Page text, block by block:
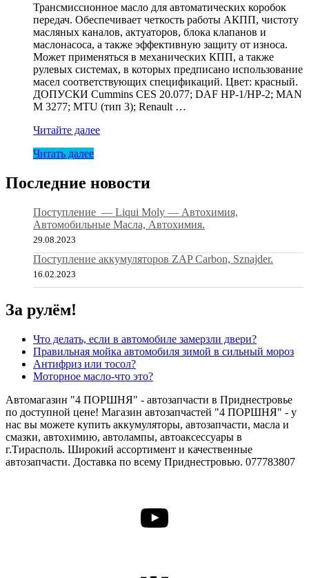
Трансмиссионное масло для автоматических коробок
передач. Обеспечивает четкость работы АКПП, чистоту
масляных каналов, актуаторов, блока клапанов и
маслонасоса, а также эффективную защиту от износа.
Может применяться в механических КПП, а также
рулевых системах, в которых предписано использование
масел соответствующих спецификаций. Цвет: красный.
ДОПУСКИ Cummins CES 20.077; DAF HP-1/HP-2; MAN
M 3277; MTU (тип 3); Renault …
Масло
ATF
(D-
2)
Читайте далее
Читать далее
Последние новости
Поступление — Liqui Moly — Автохимия,
Автомобильные Масла, Автохимия.
29.08.2023
Поступление аккумуляторов ZAP Carbon, Sznajder.
16.02.2023
За рулём!
Что делать, если в автомобиле замерзли двери?
Правильная мойка автомобиля зимой в сильный мороз
Антифриз или тосол?
Моторное масло-что это?
Автомагазин "4 ПОРШНЯ" - автозапчасти в Приднестровье
по доступной цене! Магазин автозапчастей "4 ПОРШНЯ" - у
нас вы можете купить аккумуляторы, автозапчасти, масла и
смазки, автохимию, автолампы, автоаксессуары в
г.Тирасполь. Широкий ассортимент и качественные
автозапчасти. Доставка по всему Приднестровью. 077783807
YouTube